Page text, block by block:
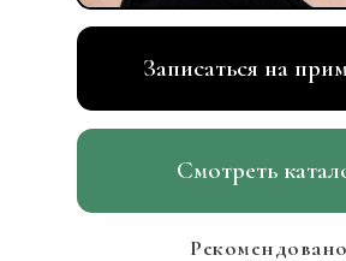
Записаться на
Смотреть
Рекомендовано